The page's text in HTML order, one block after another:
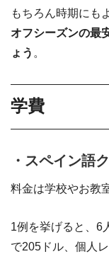
もちろん時期にも
オフシーズンの最
ょう 。
学費
・スペイン語
料金は学校やお教
1例を挙げると、6
で205ドル、個人